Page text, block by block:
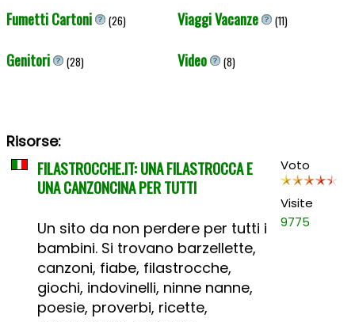
Fumetti Cartoni (26)
Genitori (28)
Viaggi Vacanze (11)
Video (8)
Risorse:
FILASTROCCHE.IT: UNA FILASTROCCA E
UNA CANZONCINA PER TUTTI
Un sito da non perdere per tutti i
bambini. Si trovano barzellette,
canzoni, fiabe, filastrocche,
giochi, indovinelli, ninne nanne,
poesie, proverbi, ricette,
Voto
Visite
9775